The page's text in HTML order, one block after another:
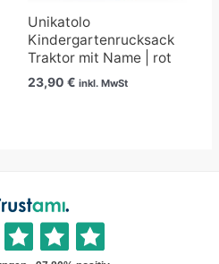
Unikatolo
Kindergartenrucksack
Traktor mit Name | rot
23,90 € inkl. MwSt